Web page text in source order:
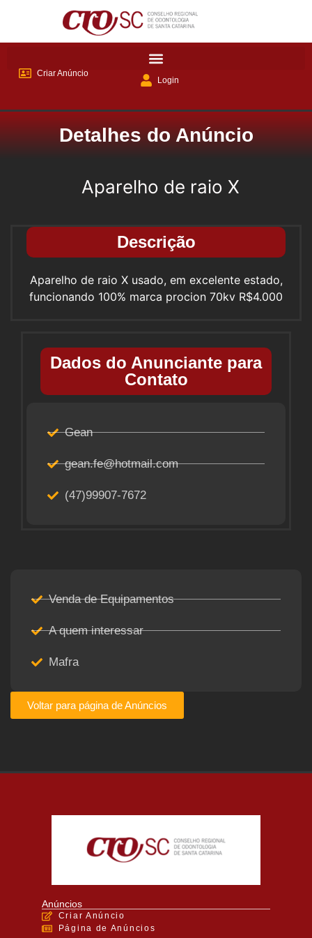
Criar Anúncio
Login
Detalhes do Anúncio
Aparelho de raio X
Descrição
Aparelho de raio X usado, em excelente estado,
funcionando 100% marca procion 70kv R$4.000
Dados do Anunciante para
Contato
Gean
gean.fe@hotmail.com
(47)99907-7672
Venda de Equipamentos
A quem interessar
Mafra
Voltar para página de Anúncios
Anúncios
Criar Anúncio
Página de Anúncios